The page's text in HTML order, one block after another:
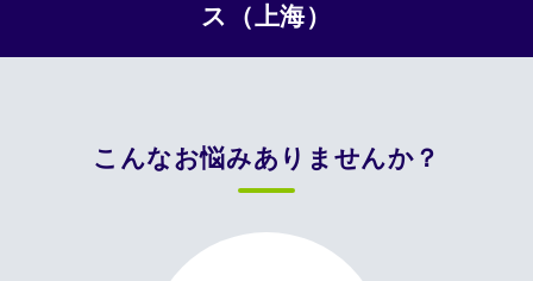
ス（上海）
こんなお悩みありませんか？